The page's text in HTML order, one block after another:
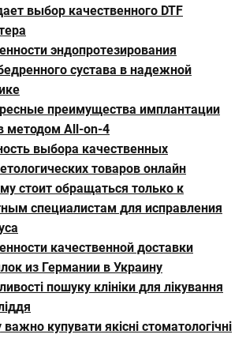
выбор качественного DTF
эндопротезирования
сустава в надежной
преимущества имплантации
методом All-on-4
выбора качественных
товаров онлайн
стоит обращаться только к
специалистам для исправления
качественной доставки
из Германии в Украину
пошуку клініки для лікування
купувати якісні стоматологічні